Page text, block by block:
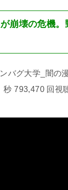
が崩壊の危機
バグ大学_闇の
秒 793,470 回視